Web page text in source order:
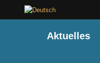
Aktuelles